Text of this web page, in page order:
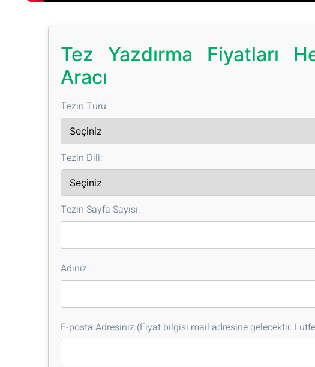
Tez Yazdırma Fiyatları
Aracı
Tezin Türü:
Tezin Dili:
Tezin Sayfa Sayısı:
Adınız:
E-posta Adresiniz:(Fiyat bilgisi mail adresine gelecektir.